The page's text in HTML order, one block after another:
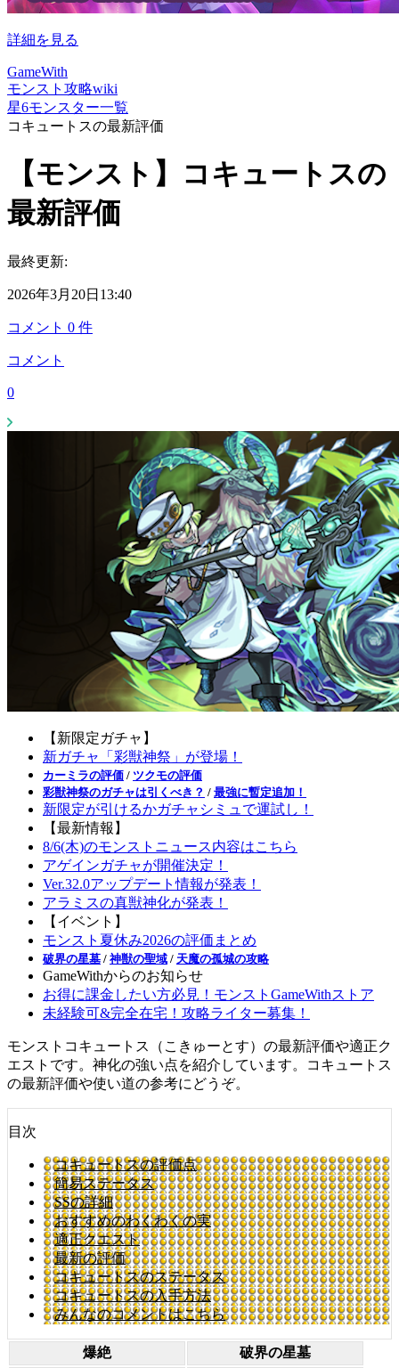
詳細を見る
GameWith
モンスト攻略wiki
星6モンスター一覧
コキュートスの最新評価
【モンスト】コキュートスの
最新評価
最終更新:
2026年3月20日13:40
コメント 0 件
コメント
0
【新限定ガチャ】
新ガチャ「彩獣神祭」が登場！
カーミラの評価 / ツクモの評価
彩獣神祭のガチャは引くべき？ / 最強に暫定追加！
新限定が引けるかガチャシミュで運試し！
【最新情報】
8/6(木)のモンストニュース内容はこちら
アゲインガチャが開催決定！
Ver.32.0アップデート情報が発表！
アラミスの真獣神化が発表！
【イベント】
モンスト夏休み2026の評価まとめ
破界の星墓 / 神獣の聖域 / 天魔の孤城の攻略
GameWithからのお知らせ
お得に課金したい方必見！モンストGameWithストア
未経験可&完全在宅！攻略ライター募集！
モンストコキュートス（こきゅーとす）の最新評価や適正ク
エストです。神化の強い点を紹介しています。コキュートス
の最新評価や使い道の参考にどうぞ。
目次
コキュートスの評価点
簡易ステータス
SSの詳細
おすすめのわくわくの実
適正クエスト
最新の評価
コキュートスのステータス
コキュートスの入手方法
みんなのコメントはこちら
爆絶 破界の星墓